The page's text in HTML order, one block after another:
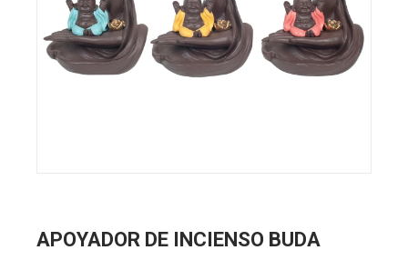
APOYADOR DE INCIENSO BUDA